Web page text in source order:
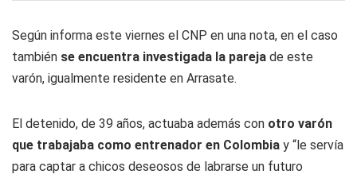
Según informa este viernes el CNP en una nota, en el caso
también se encuentra investigada la pareja de este
varón, igualmente residente en Arrasate.
El detenido, de 39 años, actuaba además con otro varón
que trabajaba como entrenador en Colombia y “le servía
para captar a chicos deseosos de labrarse un futuro